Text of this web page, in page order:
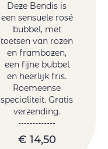
Deze Bendis is
een sensuele rosé
bubbel, met
toetsen van rozen
en frambozen,
een fijne bubbel
en heerlijk fris.
Roemeense
specialiteit. Gratis
verzending.
€ 14,50